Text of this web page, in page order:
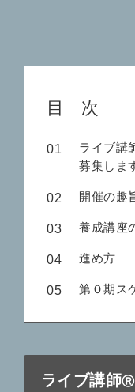
目 次
ライブ講
募集しま
開催の趣
養成講座
進め方
第０期ス
ライブ講師Ⓡ